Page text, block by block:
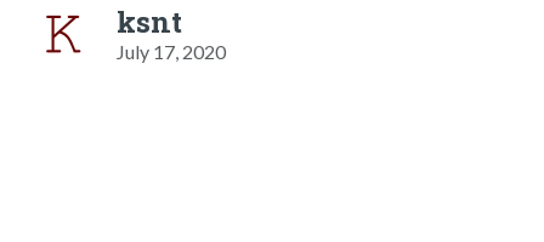
ksnt
July 17, 2020